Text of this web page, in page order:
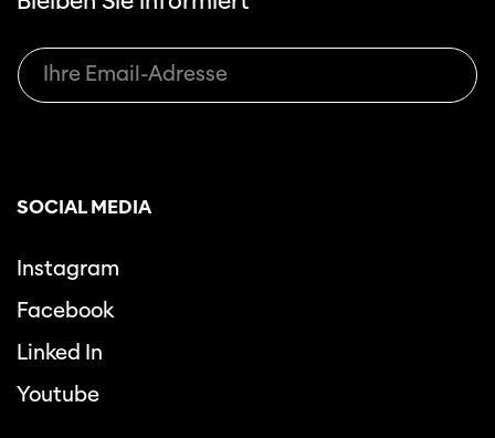
SOCIAL MEDIA
Instagram
Facebook
Linked In
Youtube